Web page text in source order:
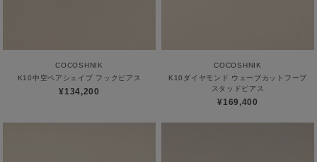
COCOSHNIK
K10中空ペアシェイプ フックピアス
¥134,200
COCOSHNIK
K10ダイヤモンド ウェーブカットフープ
スタッドピアス
¥169,400